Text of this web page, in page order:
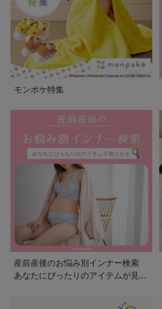
モンポケ特集
産前産後のお悩み別インナー検索
あなたにぴったりのアイテムが見つ